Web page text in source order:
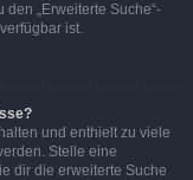
„Erweiterte Suche“-
ist.
und enthielt zu viele
Stelle eine
dir die erweiterte Suche